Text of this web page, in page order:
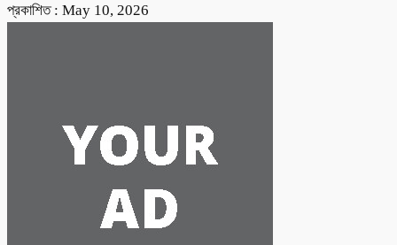
প্রকাশিত : May 10, 2026